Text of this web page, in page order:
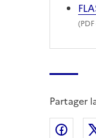
(PDF
Partager